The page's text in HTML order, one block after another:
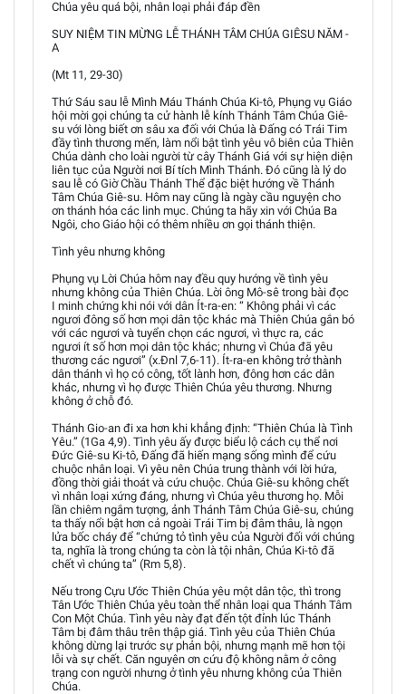
Chúa yêu quá bội, nhân loại phải đáp đền
SUY NIỆM TIN MỪNG LỄ THÁNH TÂM CHÚA GIÊSU NĂM -
A
(Mt 11, 29-30)
Thứ Sáu sau lễ Mình Máu Thánh Chúa Ki-tô, Phụng vụ Giáo
hội mời gọi chúng ta cử hành lễ kính Thánh Tâm Chúa Giê-
su với lòng biết ơn sâu xa đối với Chúa là Đấng có Trái Tim
đầy tình thương mến, làm nổi bật tình yêu vô biên của Thiên
Chúa dành cho loài người từ cây Thánh Giá với sự hiện diện
liên tục của Người nơi Bí tích Mình Thánh. Đó cũng là lý do
sau lễ có Giờ Chầu Thánh Thể đặc biệt hướng về Thánh
Tâm Chúa Giê-su. Hôm nay cũng là ngày cầu nguyện cho
ơn thánh hóa các linh mục. Chúng ta hãy xin với Chúa Ba
Ngôi, cho Giáo hội có thêm nhiều ơn gọi thánh thiện.
Tình yêu nhưng không
Phụng vụ Lời Chúa hôm nay đều quy hướng về tình yêu
nhưng không của Thiên Chúa. Lời ông Mô-sê trong bài đọc
I minh chứng khi nói với dân Ít-ra-en: “ Không phải vì các
ngươi đông số hơn mọi dân tộc khác mà Thiên Chúa gắn bó
với các ngươi và tuyển chọn các ngươi, vì thực ra, các
ngươi ít số hơn mọi dân tộc khác; nhưng vì Chúa đã yêu
thương các ngươi” (x.Đnl 7,6-11). Ít-ra-en không trở thành
dân thánh vì họ có công, tốt lành hơn, đông hơn các dân
khác, nhưng vì họ được Thiên Chúa yêu thương. Nhưng
không ở chỗ đó.
Thánh Gio-an đi xa hơn khi khẳng định: “Thiên Chúa là Tình
Yêu.” (1Ga 4,9). Tình yêu ấy được biểu lộ cách cụ thể nơi
Đức Giê-su Ki-tô, Đấng đã hiến mạng sống mình để cứu
chuộc nhân loại. Vì yêu nên Chúa trung thành với lời hứa,
đồng thời giải thoát và cứu chuộc. Chúa Giê-su không chết
vì nhân loại xứng đáng, nhưng vì Chúa yêu thương họ. Mỗi
lần chiêm ngắm tượng, ảnh Thánh Tâm Chúa Giê-su, chúng
ta thấy nổi bật hơn cả ngoài Trái Tim bị đâm thâu, là ngọn
lửa bốc cháy để “chứng tỏ tình yêu của Người đối với chúng
ta, nghĩa là trong chúng ta còn là tội nhân, Chúa Ki-tô đã
chết vì chúng ta” (Rm 5,8).
Nếu trong Cựu Ước Thiên Chúa yêu một dân tộc, thì trong
Tân Ước Thiên Chúa yêu toàn thể nhân loại qua Thánh Tâm
Con Một Chúa. Tình yêu này đạt đến tột đỉnh lúc Thánh
Tâm bị đâm thâu trên thập giá. Tình yêu của Thiên Chúa
không dừng lại trước sự phản bội, nhưng mạnh mẽ hơn tội
lỗi và sự chết. Căn nguyên ơn cứu độ không nằm ở công
trạng con người nhưng ở tình yêu nhưng không của Thiên
Chúa.